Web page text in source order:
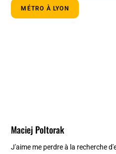
MÉTRO À LYON
Maciej Poltorak
J'aime me perdre à la recherche